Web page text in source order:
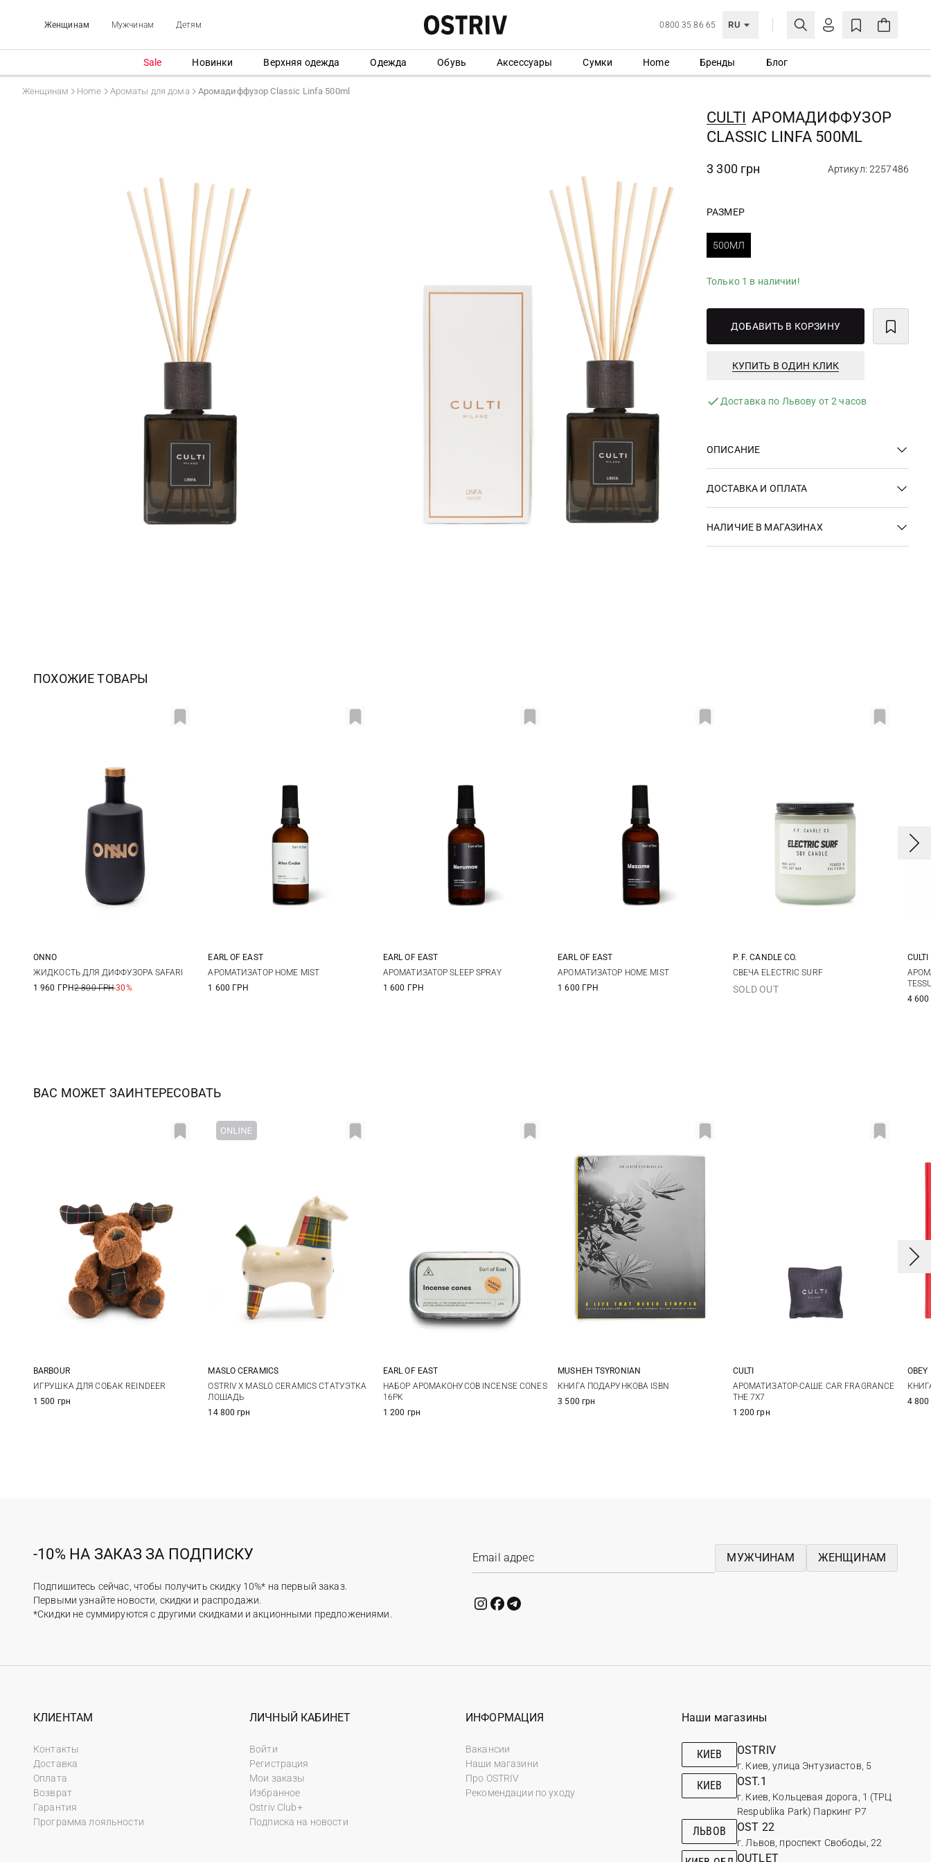
Женщинам Мужчинам Детям 0800 35 86 65 RU
ЛИЧНЫЙ КАБИНЕТ
Еще не зарегистрированы?
СОЗДАТЬ УЧЕТНУЮ ЗАПИСЬ
Sale Новинки Верхняя одежда Одежда Обувь Аксессуары Сумки Home Бренды Блог
Женщинам Home Ароматы для дома Аромадиффузор Classic Linfa 500ml
CULTI АРОМАДИФФУЗОР
CLASSIC LINFA 500ML
3 300 грн Артикул: 2257486
РАЗМЕР
500МЛ
Только 1 в наличии!
ДОБАВИТЬ В КОРЗИНУ
КУПИТЬ В ОДИН КЛИК
Доставка по Львову от 2 часов
ОПИСАНИЕ
ДОСТАВКА И ОПЛАТА
НАЛИЧИЕ В МАГАЗИНАХ
ПОХОЖИЕ ТОВАРЫ
500МЛ
ONNO
ЖИДКОСТЬ ДЛЯ ДИФФУЗОРА SAFARI
1 960 ГРН2 800 ГРН-30%
100МЛ
EARL OF EAST
АРОМАТИЗАТОР HOME MIST
1 600 ГРН
100МЛ
EARL OF EAST
АРОМАТИЗАТОР SLEEP SPRAY
1 600 ГРН
100МЛ
EARL OF EAST
АРОМАТИЗАТОР HOME MIST
1 600 ГРН
205Г
P. F. CANDLE CO.
СВЕЧА ELECTRIC SURF
SOLD OUT
CULTI
4
ВАС МОЖЕТ ЗАИНТЕРЕСОВАТЬ
One Size
BARBOUR
ИГРУШКА ДЛЯ СОБАК REINDEER
1 500 грн
One Size
MASLO CERAMICS
OSTRIV X MASLO CERAMICS СТАТУЭТКА
ЛОШАДЬ
14 800 грн
One Size
EARL OF EAST
НАБОР АРОМАКОНУСОВ INCENSE CONES
16PK
1 200 грн
One Size
MUSHEH TSYRONIAN
КНИГА ПОДАРУНКОВА ISBN
3 500 грн
7X7СМ
CULTI
АРОМАТИЗАТОР-САШЕ CAR FRAGRANCE
THE 7X7
1 200 грн
OBEY
4 800
-10% НА ЗАКАЗ ЗА ПОДПИСКУ
Подпишитесь сейчас, чтобы получить скидку 10%* на первый заказ.
Первыми узнайте новости, скидки и распродажи.
*Скидки не суммируются с другими скидками и акционными предложениями.
МУЖЧИНАМ ЖЕНЩИНАМ
КЛИЕНТАМ
Контакты
Доставка
Оплата
Возврат
Гарантия
Программа лояльности
ЛИЧНЫЙ КАБИНЕТ
Войти
Регистрация
Мои заказы
Избранное
Ostriv Club+
Подписка на новости
ИНФОРМАЦИЯ
Вакансии
Наши магазини
Про OSTRIV
Рекомендации по уходу
Наши магазины
КИЕВ OSTRIV
г. Киев, улица Энтузиастов, 5
КИЕВ OST.1
г. Киев, Кольцевая дорога, 1 (ТРЦ
Respublika Park) Паркинг Р7
ЛЬВОВ OST 22
г. Львов, проспект Свободы, 22
OUTLET